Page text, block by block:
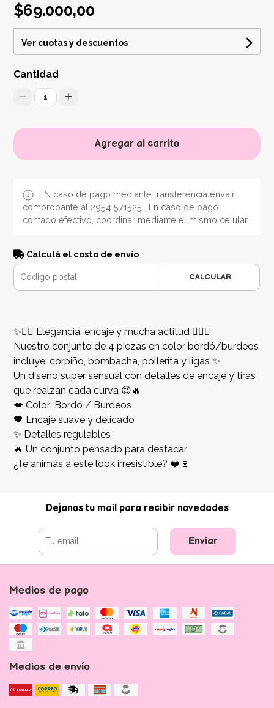
$69.000,00
Ver cuotas y descuentos
Cantidad
1
Agregar al carrito
EN caso de pago mediante transferencia envair
comprobante al 2954 571525 . En caso de pago
contado efectivo, coordinar mediante el mismo celular.
Calculá el costo de envío
CALCULAR
✨❤️‍🔥 Elegancia, encaje y mucha actitud ❤️‍🔥✨
Nuestro conjunto de 4 piezas en color bordó/burdeos
incluye: corpiño, bombacha, pollerita y ligas ✨
Un diseño súper sensual con detalles de encaje y tiras
que realzan cada curva 😍🔥
💋 Color: Bordó / Burdeos
🖤 Encaje suave y delicado
✨ Detalles regulables
🔥 Un conjunto pensado para destacar
¿Te animás a este look irresistible? ❤️🍷
Dejanos tu mail para recibir novedades
Enviar
Medios de pago
Medios de envío